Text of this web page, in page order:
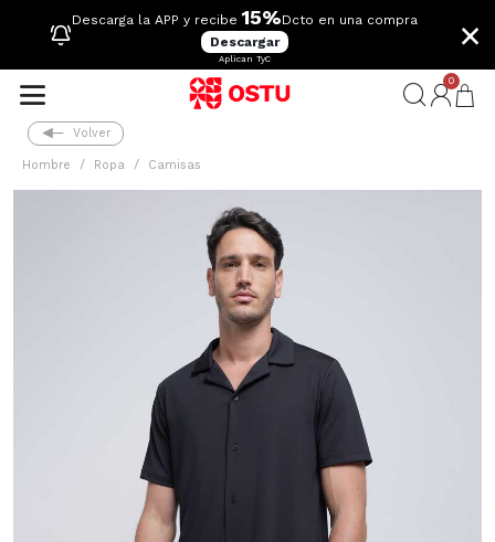
Descarga la APP y recibe 15%Dcto en una compra
Descargar
Aplican TyC
×
0
Volver
Hombre Ropa Camisas